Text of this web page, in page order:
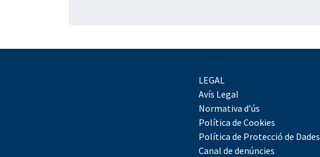
LEGAL
Avís Legal
Normativa d’ús
Política de Cookies
Política de Protecció de Dades
Canal de denúncies